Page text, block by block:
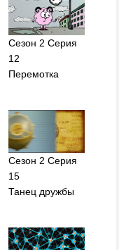
Сезон 2 Серия
12
Перемотка
Сезон 2 Серия
15
Танец дружбы